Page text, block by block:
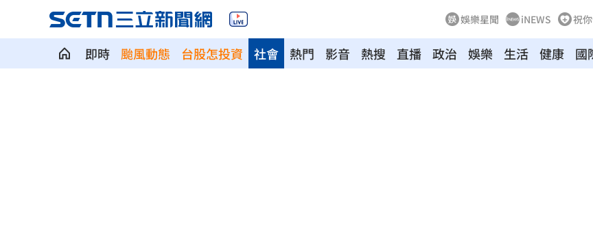
娛樂星聞 iNEWS 祝
即時 颱風動態 台股怎投資 熱門 影音 熱搜 直播 政治
社會 娛樂 生活 健康 國